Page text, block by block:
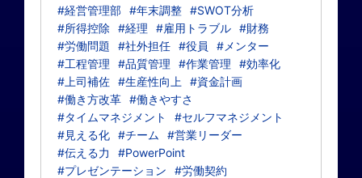
#経営管理部 #年末調整 #SWOT分析
#所得控除
#経理 #雇用トラブル #財務
#労働問題
#社外担任 #役員
#メンター
#工程管理
#品質管理 #作業管理
#効率化
#上司補佐 #生産性向上
#資金計画
#働き方改革 #働きやすさ
#タイムマネジメント
#セルフマネジメント
#見える化 #チーム
#営業リーダー
#伝える力
#PowerPoint
#プレゼンテーション
#労働契約